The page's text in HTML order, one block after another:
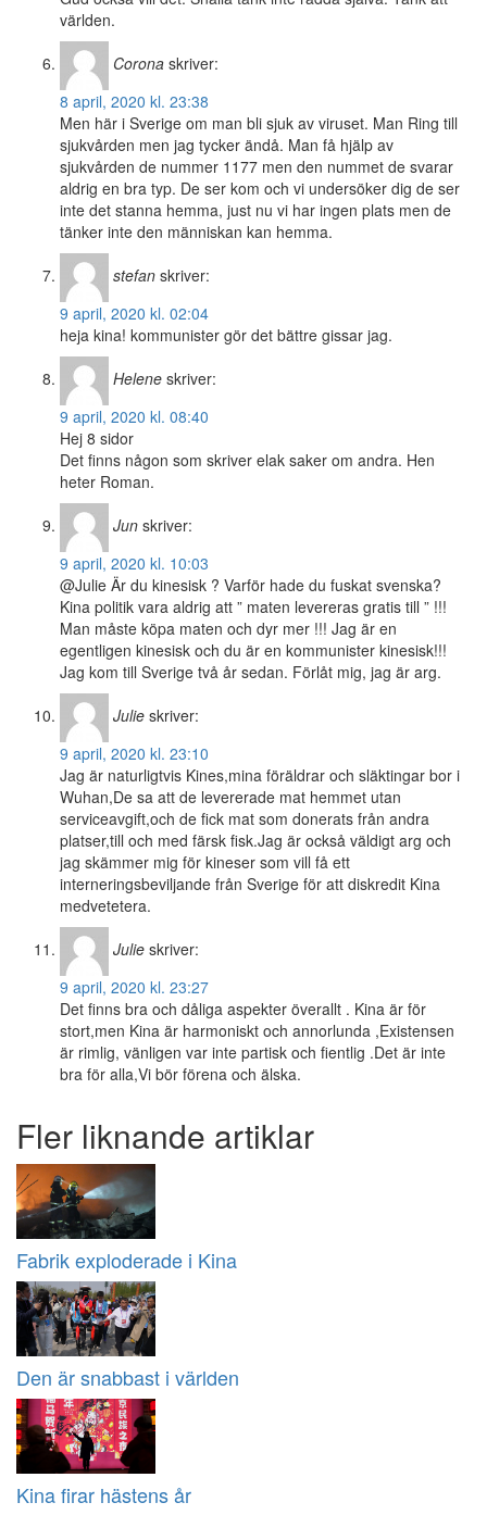
världen.
Corona skriver:
8 april, 2020 kl. 23:38
Men här i Sverige om man bli sjuk av viruset. Man Ring till
sjukvården men jag tycker ändå. Man få hjälp av
sjukvården de nummer 1177 men den nummet de svarar
aldrig en bra typ. De ser kom och vi undersöker dig de ser
inte det stanna hemma, just nu vi har ingen plats men de
tänker inte den människan kan hemma.
stefan skriver:
9 april, 2020 kl. 02:04
heja kina! kommunister gör det bättre gissar jag.
Helene skriver:
9 april, 2020 kl. 08:40
Hej 8 sidor
Det finns någon som skriver elak saker om andra. Hen
heter Roman.
Jun skriver:
9 april, 2020 kl. 10:03
@Julie Är du kinesisk ? Varför hade du fuskat svenska?
Kina politik vara aldrig att ” maten levereras gratis till ” !!!
Man måste köpa maten och dyr mer !!! Jag är en
egentligen kinesisk och du är en kommunister kinesisk!!!
Jag kom till Sverige två år sedan. Förlåt mig, jag är arg.
Julie skriver:
9 april, 2020 kl. 23:10
Jag är naturligtvis Kines,mina föräldrar och släktingar bor i
Wuhan,De sa att de levererade mat hemmet utan
serviceavgift,och de fick mat som donerats från andra
platser,till och med färsk fisk.Jag är också väldigt arg och
jag skämmer mig för kineser som vill få ett
interneringsbeviljande från Sverige för att diskredit Kina
medvetetera.
Julie skriver:
9 april, 2020 kl. 23:27
Det finns bra och dåliga aspekter överallt . Kina är för
stort,men Kina är harmoniskt och annorlunda ,Existensen
är rimlig, vänligen var inte partisk och fientlig .Det är inte
bra för alla,Vi bör förena och älska.
Fler liknande artiklar
Fabrik exploderade i Kina
Den är snabbast i världen
Kina firar hästens år